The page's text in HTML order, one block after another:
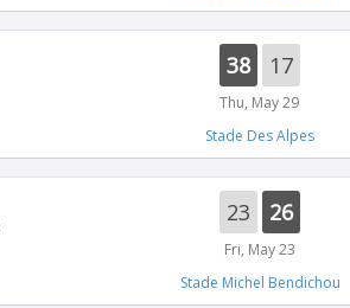
38 17
Thu, May 29
Stade Des Alpes
23 26
Fri, May 23
Stade Michel Bendichou